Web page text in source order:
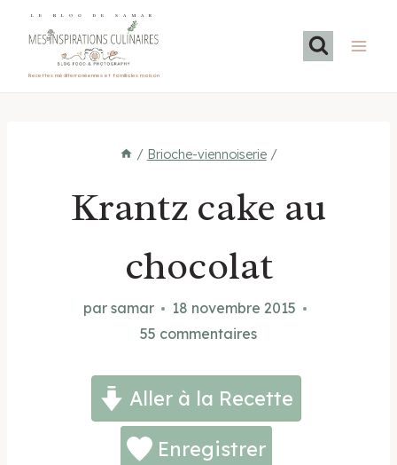
LE BLOG DE SAMAR
Recettes méditerranéennes et familiales maison
/ Brioche-viennoiserie /
Krantz cake au
chocolat
par samar
18 novembre 2015
55 commentaires
Aller à la Recette
Enregistrer